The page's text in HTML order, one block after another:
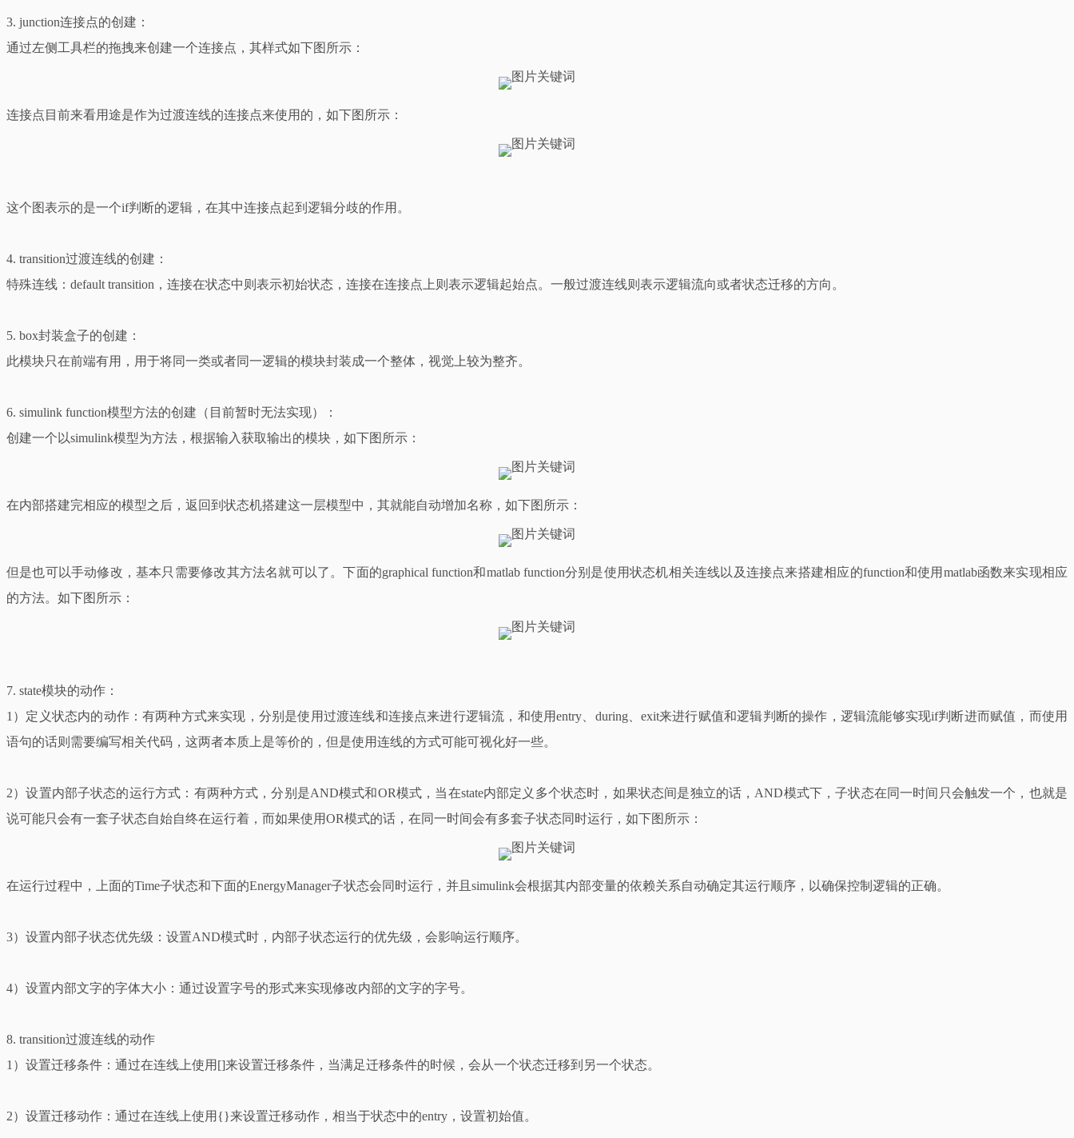
3. junction连接点的创建：
通过左侧工具栏的拖拽来创建一个连接点，其样式如下图所示：
连接点目前来看用途是作为过渡连线的连接点来使用的，如下图所示：
这个图表示的是一个if判断的逻辑，在其中连接点起到逻辑分歧的作用。
4. transition过渡连线的创建：
特殊连线：default transition，连接在状态中则表示初始状态，连接在连接点上则表示逻辑起始点。一般过渡连线则表示逻辑流向或者状态迁移的方向。
5. box封装盒子的创建：
此模块只在前端有用，用于将同一类或者同一逻辑的模块封装成一个整体，视觉上较为整齐。
6. simulink function模型方法的创建（目前暂时无法实现）：
创建一个以simulink模型为方法，根据输入获取输出的模块，如下图所示：
在内部搭建完相应的模型之后，返回到状态机搭建这一层模型中，其就能自动增加名称，如下图所示：
但是也可以手动修改，基本只需要修改其方法名就可以了。下面的graphical function和matlab function分别是使用状态机相关连线以及连接点来搭建相应的function和使用matlab函数来实现相应
的方法。如下图所示：
7. state模块的动作：
1）定义状态内的动作：有两种方式来实现，分别是使用过渡连线和连接点来进行逻辑流，和使用entry、during、exit来进行赋值和逻辑判断的操作，逻辑流能够实现if判断进而赋值，而使用
语句的话则需要编写相关代码，这两者本质上是等价的，但是使用连线的方式可能可视化好一些。
2）设置内部子状态的运行方式：有两种方式，分别是AND模式和OR模式，当在state内部定义多个状态时，如果状态间是独立的话，AND模式下，子状态在同一时间只会触发一个，也就是
说可能只会有一套子状态自始自终在运行着，而如果使用OR模式的话，在同一时间会有多套子状态同时运行，如下图所示：
在运行过程中，上面的Time子状态和下面的EnergyManager子状态会同时运行，并且simulink会根据其内部变量的依赖关系自动确定其运行顺序，以确保控制逻辑的正确。
3）设置内部子状态优先级：设置AND模式时，内部子状态运行的优先级，会影响运行顺序。
4）设置内部文字的字体大小：通过设置字号的形式来实现修改内部的文字的字号。
8. transition过渡连线的动作
1）设置迁移条件：通过在连线上使用[]来设置迁移条件，当满足迁移条件的时候，会从一个状态迁移到另一个状态。
2）设置迁移动作：通过在连线上使用{}来设置迁移动作，相当于状态中的entry，设置初始值。